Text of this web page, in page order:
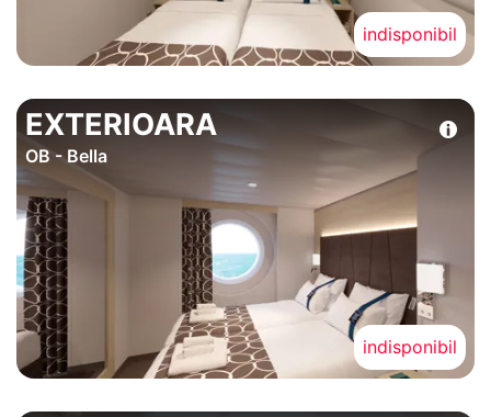
indisponibil
EXTERIOARA
OB - Bella
indisponibil